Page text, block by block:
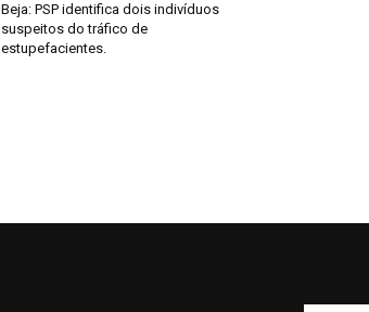
Beja: PSP identifica dois indivíduos
suspeitos do tráfico de
estupefacientes.